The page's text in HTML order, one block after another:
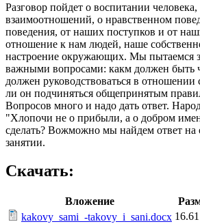
Разговор пойдет о воспитании человека,
взаимоотношений, о нравственном
поведения, от наших поступков и от
отношение к нам людей, наше
настроение окружающих. Мы пытаемся
важными вопросами: какм должен быть
должен руководствоваться в
ли он подчиняться общепринятым
Вопросов много и надо дать ответ.
"Хлопочи не о прибыли, а о добром
сделать? Вожможно мы найдем ответ на
занятии.
Скачать:
Вложение
kakovy_sami_-takovy_i_sani.docx